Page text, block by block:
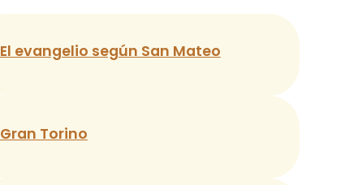
El evangelio según San Mateo
Gran Torino